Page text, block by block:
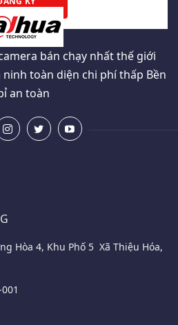
bán chạy nhất thế giới
toàn diện chi phí thấp Bền
an toàn
Hòa 4, Khu Phố 5 Xã Thiệu Hóa,